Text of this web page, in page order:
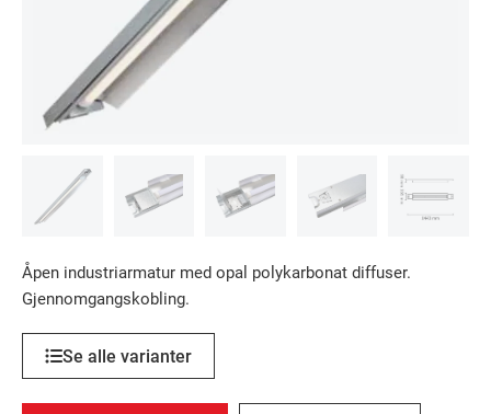
Åpen industriarmatur med opal polykarbonat diffuser.
Gjennomgangskobling.
Se alle varianter